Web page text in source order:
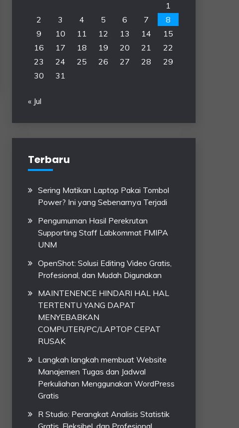
1
2
3 4 5 6 7
8
9
10 11 12 13 14
15
16
17 18 19 20 21
22
23
24 25 26 27 28
29
30
31
« Jul
Terbaru
Sering Matikan Laptop Pakai Tombol
Power? Ini yang Sebenarnya Terjadi
Pengumuman Hasil Perekrutan
Supporting Staff Labkommat FMIPA
UNM
OpenShot: Solusi Editing Video Gratis,
Profesional, dan Mudah Digunakan
MAINTENENCE HINDARI HAL HAL
TERTENTU YANG DAPAT
MENYEBABKAN
COMPUTER/PC/LAPTOP CEPAT
RUSAK
Langkah langkah membuat Website
Manajemen Tugas dan Jadwal
Perkuliahan Menggunakan WordPress
Gratis
R Studio: Perangkat Analisis Statistik
Gratis, Fleksibel, dan Profesional